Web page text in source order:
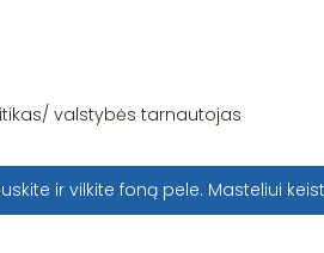
valstybės tarnautojas
ir vilkite foną pele. Masteliui